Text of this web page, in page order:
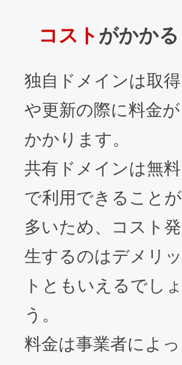
コスト がかかる
独自ドメインは取得
や更新の際に料金が
かかります。
共有ドメインは無料
で利用できることが
多いため、コスト発
生するのはデメリッ
トともいえるでしょ
う。
料金は事業者によっ